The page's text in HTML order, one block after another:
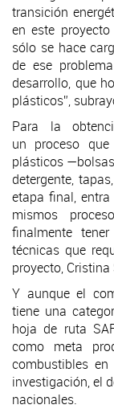
transición
en este
sólo se hace
de ese
desarrollo, que
plásticos”,
Para la
un proceso
plásticos
detergente,
etapa final,
mismos
finalmente
técnicas que
proyecto, Cristina
Y aunque el
tiene una
hoja de ruta
como meta
combustibles
investigación, el
nacionales.